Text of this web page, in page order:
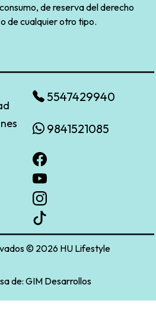
de reserva del derecho
de cualquier otro tipo.
5547429940
9841521085
© 2026 HU Lifestyle
de: GIM Desarrollos